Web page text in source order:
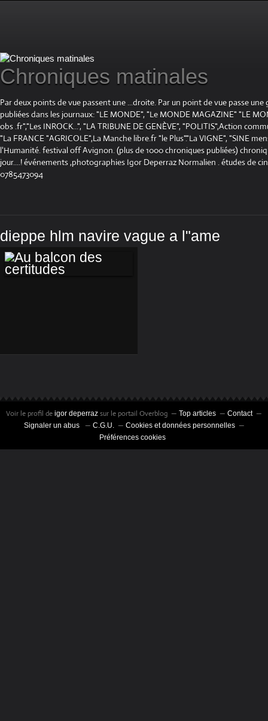
Chroniques matinales
Par deux points de vue passent une ...droite. Par un point de vue passe
publiées dans les journaux: "LE MONDE", "Le MONDE MAGAZINE" "LE
obs .fr","Les INROCK...", "LA TRIBUNE DE GENÈVE", "POLITIS",Action
"La FRANCE "AGRICOLE",La Manche libre.fr "le Plus"."La VIGNE", "SINE
l'Humanité. festival off Avignon. (plus de 1000 chroniques publiées)
jour....! événements ,photographies Igor Deperraz Normalien . études de
0785473094
dieppe hlm navire vague a l"ame
Voir le profil de igor deperraz sur le portail Overblog Top articles
Contact
Signaler un abus
C.G.U.
Cookies et données personnelles
Préférences cookies